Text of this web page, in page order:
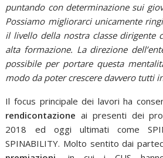
puntando con determinazione sui
Possiamo migliorarci unicamente
il livello della nostra classe dirigente
alta formazione. La direzione
possibile per portare questa
modo da poter crescere davvero tutti
Il focus principale dei lavori ha
rendicontazione ai presenti dei
2018 ed oggi ultimati come
SPINABILITY. Molto sentito dai